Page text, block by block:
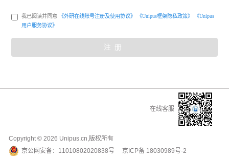
我已阅读并同意 《外研在线账号注册及使用协议》 《Unipus框架隐私政策》
《Unipus
用户服务协议》
注册
在线客服
Copyright ©2026 Unipus.cn,版权所有
京公网安备： 11010802020838号 京ICP备 18030989号-2